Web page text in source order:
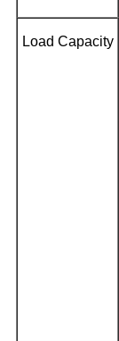
Load Capacity